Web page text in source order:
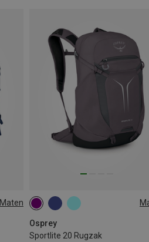
Maten
Osprey
Sportlite 20 Rugzak
20L